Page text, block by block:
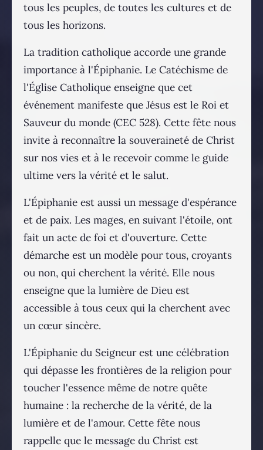
tous les peuples, de toutes les cultures et de
tous les horizons.
La tradition catholique accorde une grande
importance à l'Épiphanie. Le Catéchisme de
l'Église Catholique enseigne que cet
événement manifeste que Jésus est le Roi et
Sauveur du monde (CEC 528). Cette fête nous
invite à reconnaître la souveraineté de Christ
sur nos vies et à le recevoir comme le guide
ultime vers la vérité et le salut.
L'Épiphanie est aussi un message d'espérance
et de paix. Les mages, en suivant l'étoile, ont
fait un acte de foi et d'ouverture. Cette
démarche est un modèle pour tous, croyants
ou non, qui cherchent la vérité. Elle nous
enseigne que la lumière de Dieu est
accessible à tous ceux qui la cherchent avec
un cœur sincère.
L'Épiphanie du Seigneur est une célébration
qui dépasse les frontières de la religion pour
toucher l'essence même de notre quête
humaine : la recherche de la vérité, de la
lumière et de l'amour. Cette fête nous
rappelle que le message du Christ est